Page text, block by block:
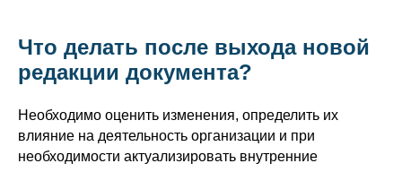
Что делать после выхода новой
редакции документа?
Необходимо оценить изменения, определить их
влияние на деятельность организации и при
необходимости актуализировать внутренние